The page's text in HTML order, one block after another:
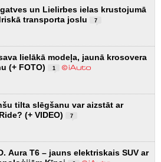
un Lielirbes ielas krustojumā
transporta joslu
7
lielākā modeļa, jaunā krosovera
(+ FOTO)
1
tilta slēgšanu var aizstāt ar
(+ VIDEO)
7
Aura T6 – jauns elektriskais SUV ar